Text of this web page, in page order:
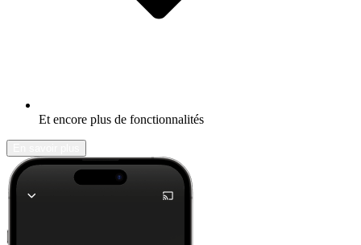
Et encore plus de fonctionnalités